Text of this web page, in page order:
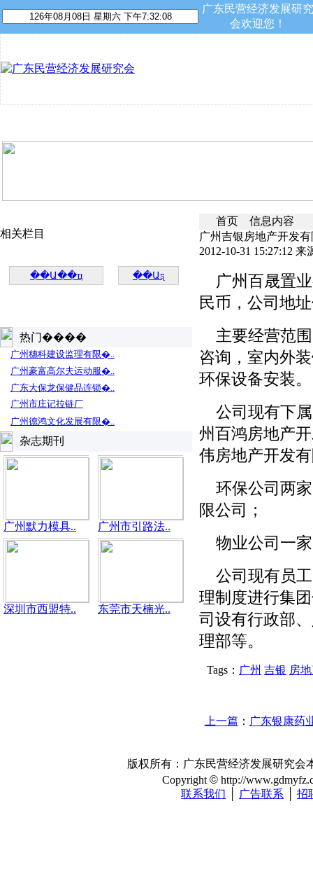
广东民营经济发展研究
会欢迎您！
相关栏目
��Ա��ҵ ��Աƽ̨
热门����
广州穗科建设监理有限�..
广州豪富高尔夫运动服�..
广东大保龙保健品连锁�..
广州市庄记拉链厂
广州德鸿文化发展有限�..
杂志期刊
广州默力模具.. 广州市引路法..
深圳市西盟特.. 东莞市天楠光..
首页
信息内容
广州吉银房地产开发
2012-10-31 15:27:12 来
广州百晟置业
民币，公司地
主要经营范围
咨询，室内外
环保设备安装。
公司现有下属
州百鸿房地产
伟房地产开发
环保公司两家
限公司；
物业公司一家
公司现有员工
理制度进行集
司设有行政部
理部等。
Tags： 广州 吉银 房
上一篇 ： 广东银康药
版权所有：广东民营经济发展研究会
Copyright ©http://
联系我们
广告联系 招